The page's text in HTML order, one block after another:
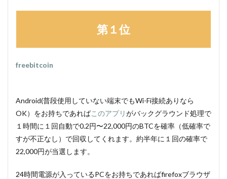
第１位
freebitcoin
Android(普段使用していない端末でもWi-Fi接続ありなら
OK）をお持ちであればこのアプリがバックグラウンド処理で
１時間に１回自動で0.2円〜22,000円のBTCを確率（低確率で
すが不正なし）で回収してくれます。約半年に１回の確率で
22,000円が当選します。
24時間電源が入っているPCをお持ちであればfirefoxブラウザ